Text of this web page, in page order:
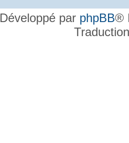
Développé par phpBB®